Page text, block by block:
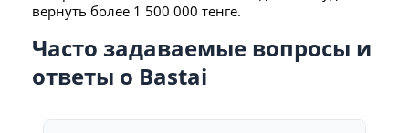
вернуть более 1 500 000 тенге.
Часто задаваемые вопросы и
ответы о Bastai